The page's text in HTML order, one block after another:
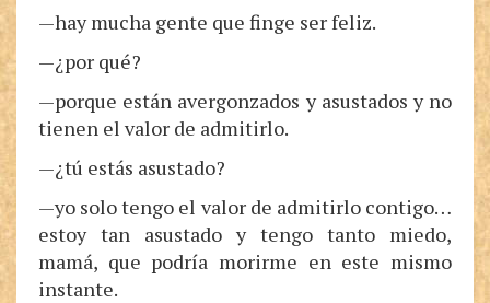
—hay mucha gente que finge ser feliz.
—¿por qué?
—porque están avergonzados y asustados y no
tienen el valor de admitirlo.
—¿tú estás asustado?
—yo solo tengo el valor de admitirlo contigo…
estoy tan asustado y tengo tanto miedo,
mamá, que podría morirme en este mismo
instante.